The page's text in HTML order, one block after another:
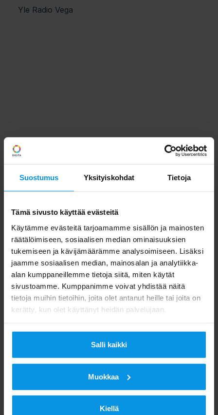
Suostumus Yksityiskohdat Tietoja
Tämä sivusto käyttää evästeitä
Käytämme evästeitä tarjoamamme sisällön ja mainosten
räätälöimiseen, sosiaalisen median ominaisuuksien
tukemiseen ja kävijämäärämme analysoimiseen. Lisäksi
jaamme sosiaalisen median, mainosalan ja analytiikka-
alan kumppaneillemme tietoja siitä, miten käytät
sivustoamme. Kumppanimme voivat yhdistää näitä
tietoja muihin tietoihin, joita olet antanut heille tai joita on
kerätty, kun olet käyttänyt heidän palvelujaan.
Salli kaikki
Muokkaa
Kiellä
Yle Radio Vega